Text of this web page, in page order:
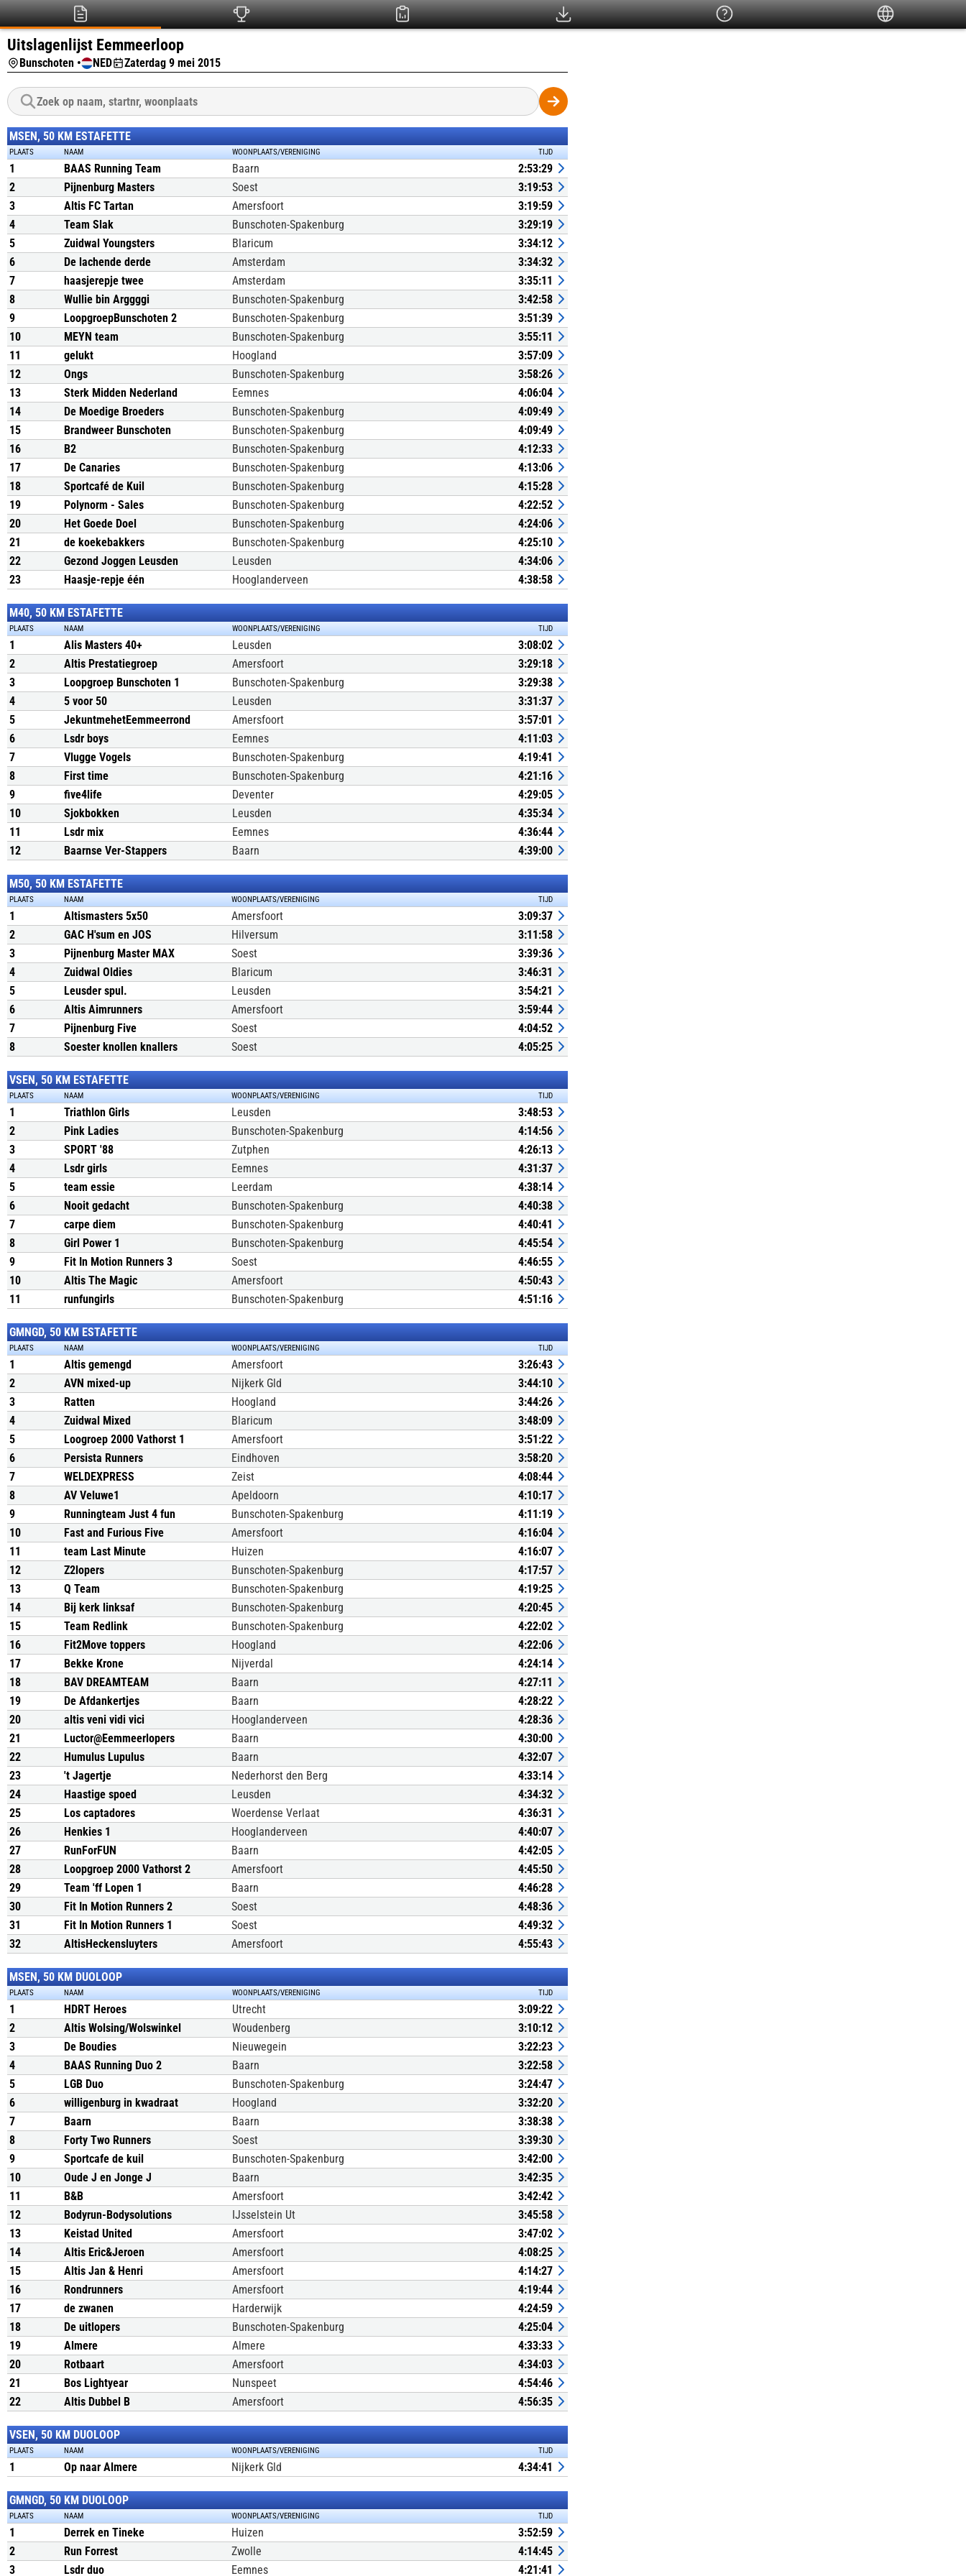
Uitslagenlijst Eemmeerloop
Bunschoten • NED Zaterdag 9 mei 2015
MSEN, 50 KM ESTAFETTE
PLAATS NAAM WOONPLAATS/VERENIGING TIJD
1 BAAS Running Team Baarn
2:53:29
2
Pijnenburg Masters Soest
3:19:53
3
Altis FC Tartan Amersfoort
3:19:59
4
Team Slak Bunschoten-Spakenburg
3:29:19
5
Zuidwal Youngsters Blaricum
3:34:12
6
De lachende derde Amsterdam
3:34:32
7
haasjerepje twee Amsterdam
3:35:11
8
Wullie bin Arggggi Bunschoten-Spakenburg
3:42:58
9
LoopgroepBunschoten 2 Bunschoten-Spakenburg
3:51:39
10
MEYN team Bunschoten-Spakenburg
3:55:11
11
gelukt Hoogland
3:57:09
12
Ongs Bunschoten-Spakenburg
3:58:26
13
Sterk Midden Nederland Eemnes
4:06:04
14
De Moedige Broeders Bunschoten-Spakenburg
4:09:49
15
Brandweer Bunschoten Bunschoten-Spakenburg
4:09:49
16
B2 Bunschoten-Spakenburg
4:12:33
17
De Canaries Bunschoten-Spakenburg
4:13:06
18
Sportcafé de Kuil Bunschoten-Spakenburg
4:15:28
19
Polynorm - Sales Bunschoten-Spakenburg
4:22:52
20
Het Goede Doel Bunschoten-Spakenburg
4:24:06
21
de koekebakkers Bunschoten-Spakenburg
4:25:10
22
Gezond Joggen Leusden Leusden
4:34:06
23
Haasje-repje één Hooglanderveen 4:38:58
M40, 50 KM ESTAFETTE
PLAATS NAAM WOONPLAATS/VERENIGING TIJD
1 Alis Masters 40+ Leusden
3:08:02
2
Altis Prestatiegroep Amersfoort
3:29:18
3
Loopgroep Bunschoten 1 Bunschoten-Spakenburg
3:29:38
4
5 voor 50 Leusden
3:31:37
5
JekuntmehetEemmeerrond Amersfoort
3:57:01
6
Lsdr boys Eemnes
4:11:03
7
Vlugge Vogels Bunschoten-Spakenburg
4:19:41
8
First time Bunschoten-Spakenburg
4:21:16
9
five4life Deventer
4:29:05
10
Sjokbokken Leusden
4:35:34
11
Lsdr mix Eemnes
4:36:44
12
Baarnse Ver-Stappers Baarn 4:39:00
M50, 50 KM ESTAFETTE
PLAATS NAAM WOONPLAATS/VERENIGING TIJD
1 Altismasters 5x50 Amersfoort
3:09:37
2
GAC H'sum en JOS Hilversum
3:11:58
3
Pijnenburg Master MAX Soest
3:39:36
4
Zuidwal Oldies Blaricum
3:46:31
5
Leusder spul. Leusden
3:54:21
6
Altis Aimrunners Amersfoort
3:59:44
7
Pijnenburg Five Soest
4:04:52
8
Soester knollen knallers Soest 4:05:25
VSEN, 50 KM ESTAFETTE
PLAATS NAAM WOONPLAATS/VERENIGING TIJD
1 Triathlon Girls Leusden
3:48:53
2
Pink Ladies Bunschoten-Spakenburg
4:14:56
3
SPORT '88 Zutphen
4:26:13
4
Lsdr girls Eemnes
4:31:37
5
team essie Leerdam
4:38:14
6
Nooit gedacht Bunschoten-Spakenburg
4:40:38
7
carpe diem Bunschoten-Spakenburg
4:40:41
8
Girl Power 1 Bunschoten-Spakenburg
4:45:54
9
Fit In Motion Runners 3 Soest
4:46:55
10
Altis The Magic Amersfoort
4:50:43
11
runfungirls Bunschoten-Spakenburg 4:51:16
GMNGD, 50 KM ESTAFETTE
PLAATS NAAM WOONPLAATS/VERENIGING TIJD
1 Altis gemengd Amersfoort
3:26:43
2
AVN mixed-up Nijkerk Gld
3:44:10
3
Ratten Hoogland
3:44:26
4
Zuidwal Mixed Blaricum
3:48:09
5
Loogroep 2000 Vathorst 1 Amersfoort
3:51:22
6
Persista Runners Eindhoven
3:58:20
7
WELDEXPRESS Zeist
4:08:44
8
AV Veluwe1 Apeldoorn
4:10:17
9
Runningteam Just 4 fun Bunschoten-Spakenburg
4:11:19
10
Fast and Furious Five Amersfoort
4:16:04
11
team Last Minute Huizen
4:16:07
12
Z2lopers Bunschoten-Spakenburg
4:17:57
13
Q Team Bunschoten-Spakenburg
4:19:25
14
Bij kerk linksaf Bunschoten-Spakenburg
4:20:45
15
Team Redlink Bunschoten-Spakenburg
4:22:02
16
Fit2Move toppers Hoogland
4:22:06
17
Bekke Krone Nijverdal
4:24:14
18
BAV DREAMTEAM Baarn
4:27:11
19
De Afdankertjes Baarn
4:28:22
20
altis veni vidi vici Hooglanderveen
4:28:36
21
Luctor@Eemmeerlopers Baarn
4:30:00
22
Humulus Lupulus Baarn
4:32:07
23
't Jagertje Nederhorst den Berg
4:33:14
24
Haastige spoed Leusden
4:34:32
25
Los captadores Woerdense Verlaat
4:36:31
26
Henkies 1 Hooglanderveen
4:40:07
27
RunForFUN Baarn
4:42:05
28
Loopgroep 2000 Vathorst 2 Amersfoort
4:45:50
29
Team 'ff Lopen 1 Baarn
4:46:28
30
Fit In Motion Runners 2 Soest
4:48:36
31
Fit In Motion Runners 1 Soest
4:49:32
32
AltisHeckensluyters Amersfoort 4:55:43
MSEN, 50 KM DUOLOOP
PLAATS NAAM WOONPLAATS/VERENIGING TIJD
1 HDRT Heroes Utrecht
3:09:22
2
Altis Wolsing/Wolswinkel Woudenberg
3:10:12
3
De Boudies Nieuwegein
3:22:23
4
BAAS Running Duo 2 Baarn
3:22:58
5
LGB Duo Bunschoten-Spakenburg
3:24:47
6
willigenburg in kwadraat Hoogland
3:32:20
7
Baarn Baarn
3:38:38
8
Forty Two Runners Soest
3:39:30
9
Sportcafe de kuil Bunschoten-Spakenburg
3:42:00
10
Oude J en Jonge J Baarn
3:42:35
11
B&B Amersfoort
3:42:42
12
Bodyrun-Bodysolutions IJsselstein Ut
3:45:58
13
Keistad United Amersfoort
3:47:02
14
Altis Eric&Jeroen Amersfoort
4:08:25
15
Altis Jan & Henri Amersfoort
4:14:27
16
Rondrunners Amersfoort
4:19:44
17
de zwanen Harderwijk
4:24:59
18
De uitlopers Bunschoten-Spakenburg
4:25:04
19
Almere Almere
4:33:33
20
Rotbaart Amersfoort
4:34:03
21
Bos Lightyear Nunspeet
4:54:46
22
Altis Dubbel B Amersfoort 4:56:35
VSEN, 50 KM DUOLOOP
PLAATS NAAM WOONPLAATS/VERENIGING TIJD
1 Op naar Almere Nijkerk Gld 4:34:41
GMNGD, 50 KM DUOLOOP
PLAATS NAAM WOONPLAATS/VERENIGING TIJD
1 Derrek en Tineke Huizen
3:52:59
2
Run Forrest Zwolle
4:14:45
3
Lsdr duo Eemnes 4:21:41